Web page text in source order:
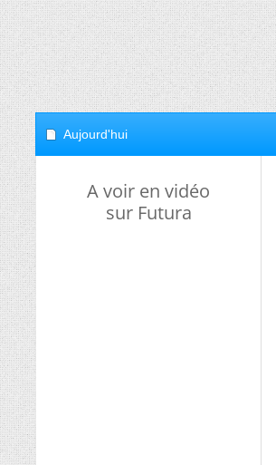
Aujourd'hui
A voir en vidéo
sur Futura